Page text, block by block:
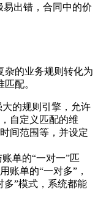
易出错，合同中的价
杂的业务规则转化为
配。
大的规则引擎，允许
自定义匹配的维
间范围等，并设定
单的“一对一”匹
账单的“一对多”，
多”模式，系统都能